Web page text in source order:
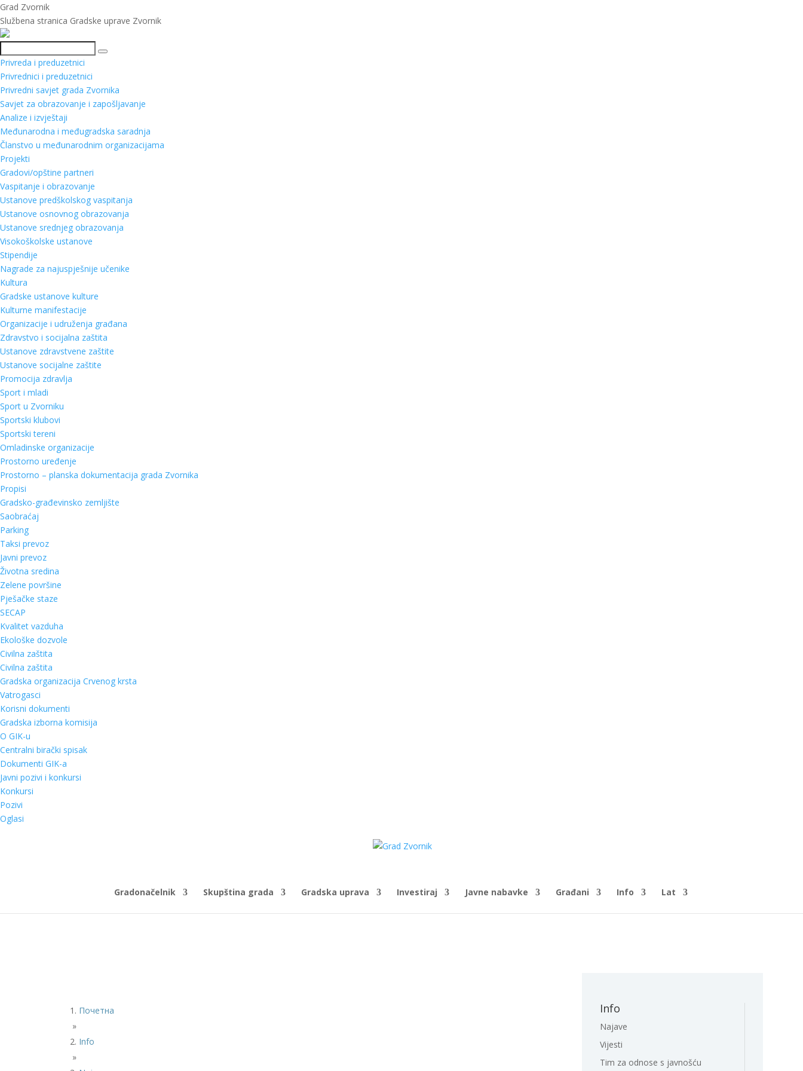
Grad Zvornik
Službena stranica Gradske uprave Zvornik
Pretraga
Privreda i preduzetnici
Privrednici i preduzetnici
Privredni savjet grada Zvornika
Savjet za obrazovanje i zapošljavanje
Analize i izvještaji
Međunarodna i međugradska saradnja
Članstvo u međunarodnim organizacijama
Projekti
Gradovi/opštine partneri
Vaspitanje i obrazovanje
Ustanove predškolskog vaspitanja
Ustanove osnovnog obrazovanja
Ustanove srednjeg obrazovanja
Visokoškolske ustanove
Stipendije
Nagrade za najuspješnije učenike
Kultura
Gradske ustanove kulture
Kulturne manifestacije
Organizacije i udruženja građana
Zdravstvo i socijalna zaštita
Ustanove zdravstvene zaštite
Ustanove socijalne zaštite
Promocija zdravlja
Sport i mladi
Sport u Zvorniku
Sportski klubovi
Sportski tereni
Omladinske organizacije
Prostorno uređenje
Prostorno – planska dokumentacija grada Zvornika
Propisi
Gradsko-građevinsko zemljište
Saobraćaj
Parking
Taksi prevoz
Javni prevoz
Životna sredina
Zelene površine
Pješačke staze
SECAP
Kvalitet vazduha
Ekološke dozvole
Civilna zaštita
Civilna zaštita
Gradska organizacija Crvenog krsta
Vatrogasci
Korisni dokumenti
Gradska izborna komisija
O GIK-u
Centralni birački spisak
Dokumenti GIK-a
Javni pozivi i konkursi
Konkursi
Pozivi
Oglasi
Gradonačelnik Skupština grada Gradska uprava Investiraj Javne nabavke Građani Info Lat
Почетна
»
Info
»
Info
Najave
Vijesti
Tim za odnose s javnošću